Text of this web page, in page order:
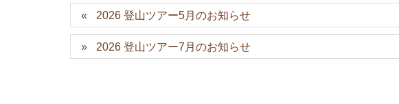
2026 登山ツアー5月のお知らせ
2026 登山ツアー7月のお知らせ